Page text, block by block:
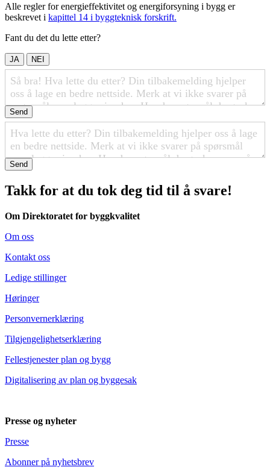
Alle regler for energieffektivitet og energiforsyning i bygg er
beskrevet i kapittel 14 i byggteknisk forskrift.
Fant du det du lette etter?
JA NEI
Send
Send
Takk for at du tok deg tid til å svare!
Om Direktoratet for byggkvalitet
Om oss
Kontakt oss
Ledige stillinger
Høringer
Personvernerklæring
Tilgjengelighetserklæring
Fellestjenester plan og bygg
Digitalisering av plan og byggesak
Presse og nyheter
Presse
Abonner på nyhetsbrev